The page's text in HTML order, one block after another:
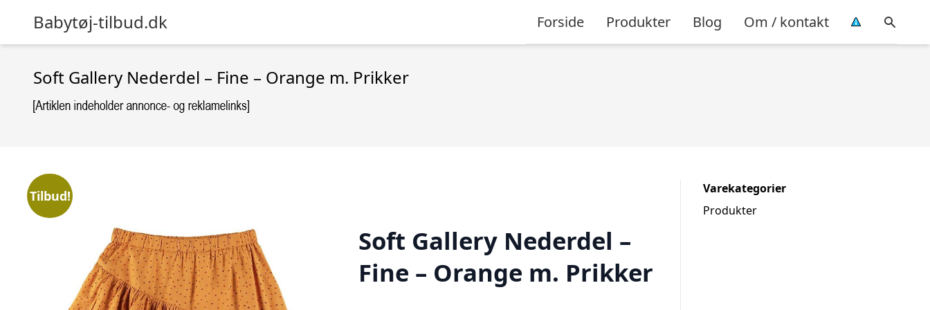
Babytøj-tilbud.dk Forside Produkter Blog Om / kontakt
Soft Gallery Nederdel – Fine – Orange m. Prikker
Tilbud!
Soft Gallery Nederdel –
Fine – Orange m. Prikker
Varekategorier
Produkter